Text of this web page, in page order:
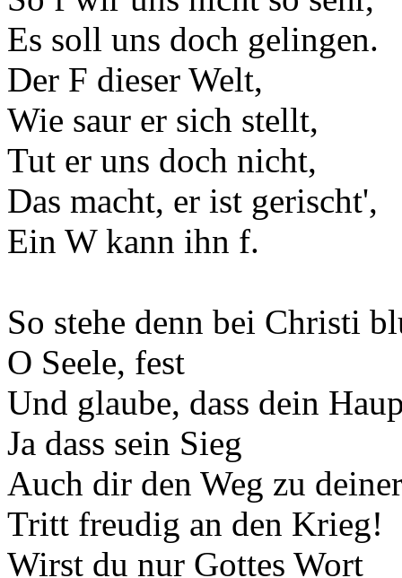
Es soll uns doch gelingen.
Der F dieser Welt,
Wie saur er sich stellt,
Tut er uns doch nicht,
Das macht, er ist gerischt',
Ein W kann ihn f.
So stehe denn bei Christi
O Seele, fest
Und glaube, dass dein
Ja dass sein Sieg
Auch dir den Weg zu
Tritt freudig an den Krieg!
Wirst du nur Gottes Wort